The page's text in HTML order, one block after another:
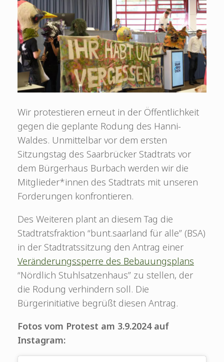
Wir protestieren erneut in der Öffentlichkeit
gegen die geplante Rodung des Hanni-
Waldes. Unmittelbar vor dem ersten
Sitzungstag des Saarbrücker Stadtrats vor
dem Bürgerhaus Burbach werden wir die
Mitglieder*innen des Stadtrats mit unseren
Forderungen konfrontieren.
Des Weiteren plant an diesem Tag die
Stadtratsfraktion “bunt.saarland für alle” (BSA)
in der Stadtratssitzung den Antrag einer
Veränderungssperre des Bebauungsplans
“Nördlich Stuhlsatzenhaus” zu stellen, der
die Rodung verhindern soll. Die
Bürgerinitiative begrüßt diesen Antrag.
Fotos vom Protest am 3.9.2024 auf
Instagram: